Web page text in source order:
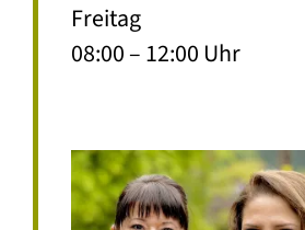
Freitag
08:00 – 12:00 Uhr